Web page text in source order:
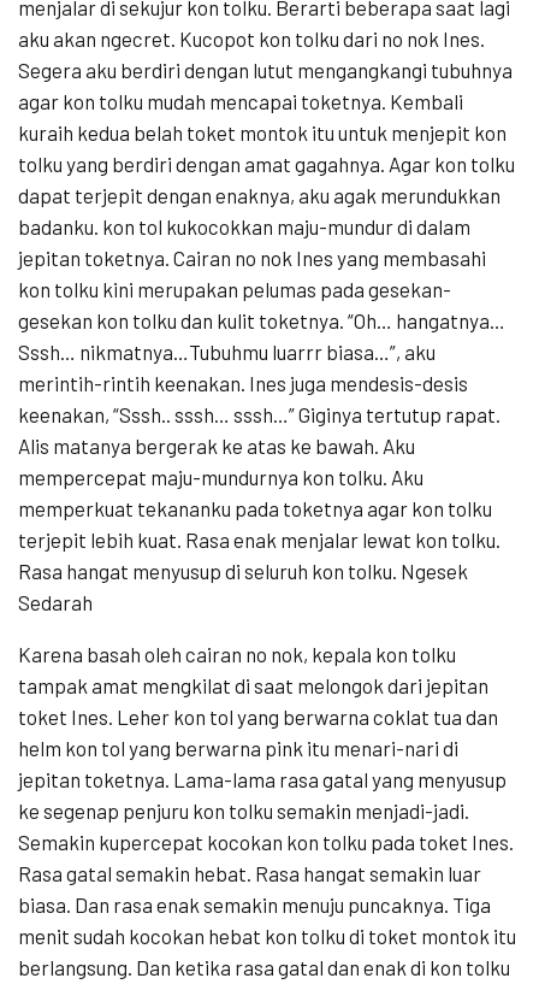
menjalar di sekujur kon tolku. Berarti beberapa saat lagi
aku akan ngecret. Kucopot kon tolku dari no nok Ines.
Segera aku berdiri dengan lutut mengangkangi tubuhnya
agar kon tolku mudah mencapai toketnya. Kembali
kuraih kedua belah toket montok itu untuk menjepit kon
tolku yang berdiri dengan amat gagahnya. Agar kon tolku
dapat terjepit dengan enaknya, aku agak merundukkan
badanku. kon tol kukocokkan maju-mundur di dalam
jepitan toketnya. Cairan no nok Ines yang membasahi
kon tolku kini merupakan pelumas pada gesekan-
gesekan kon tolku dan kulit toketnya. “Oh… hangatnya…
Sssh… nikmatnya…Tubuhmu luarrr biasa…”, aku
merintih-rintih keenakan. Ines juga mendesis-desis
keenakan, “Sssh.. sssh… sssh…” Giginya tertutup rapat.
Alis matanya bergerak ke atas ke bawah. Aku
mempercepat maju-mundurnya kon tolku. Aku
memperkuat tekananku pada toketnya agar kon tolku
terjepit lebih kuat. Rasa enak menjalar lewat kon tolku.
Rasa hangat menyusup di seluruh kon tolku. Ngesek
Sedarah
Karena basah oleh cairan no nok, kepala kon tolku
tampak amat mengkilat di saat melongok dari jepitan
toket Ines. Leher kon tol yang berwarna coklat tua dan
helm kon tol yang berwarna pink itu menari-nari di
jepitan toketnya. Lama-lama rasa gatal yang menyusup
ke segenap penjuru kon tolku semakin menjadi-jadi.
Semakin kupercepat kocokan kon tolku pada toket Ines.
Rasa gatal semakin hebat. Rasa hangat semakin luar
biasa. Dan rasa enak semakin menuju puncaknya. Tiga
menit sudah kocokan hebat kon tolku di toket montok itu
berlangsung. Dan ketika rasa gatal dan enak di kon tolku